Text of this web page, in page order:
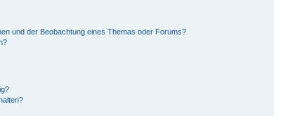
und der Beobachtung eines Themas oder Forums?